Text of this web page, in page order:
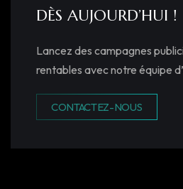
DÈS AUJOURD’HUI !
Lancez des campagnes
rentables avec notre équipe
CONTACTEZ-NOUS